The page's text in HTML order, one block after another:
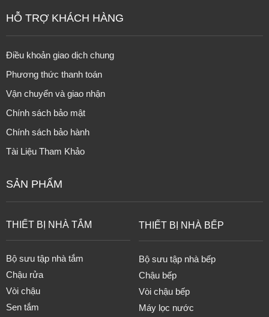
HỖ TRỢ KHÁCH HÀNG
Điều khoản giao dịch chung
Phương thức thanh toán
Vận chuyển và giao nhận
Chính sách bảo mật
Chính sách bảo hành
Tài Liệu Tham Khảo
SẢN PHẨM
THIẾT BỊ NHÀ TẮM
Bộ sưu tập nhà tắm
Chậu rửa
Vòi chậu
Sen tắm
THIẾT BỊ NHÀ BẾP
Bộ sưu tập nhà bếp
Chậu bếp
Vòi chậu bếp
Máy lọc nước